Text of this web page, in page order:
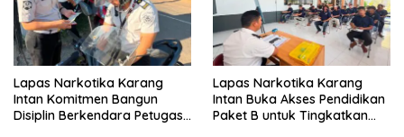
Lapas Narkotika Karang
Intan Komitmen Bangun
Disiplin Berkendara Petugas
Lapas Narkotika Karang
Intan Buka Akses Pendidikan
Paket B untuk Tingkatkan